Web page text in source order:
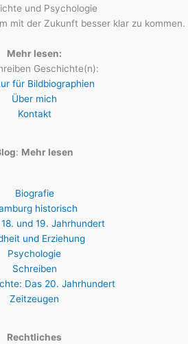
und Psychologie
mit der Zukunft besser klar zu kommen.
Mehr lesen:
Geschichte(n):
für Bildbiographien
Über mich
Kontakt
: Mehr lesen
Biografie
historisch
und 19. Jahrhundert
und Erziehung
Psychologie
Schreiben
Das 20. Jahrhundert
Zeitzeugen
Rechtliches